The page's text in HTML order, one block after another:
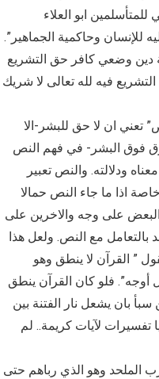
للمتأسلمين ابو العلاء
للإنسان وحاكمية الجماهير”.
دين وضعي كافر حق التشريع
فيه لله تعالى لا شريك
تعني ان لا حق للبشر-الا
فوق البشر- في فهم النص
ودلالته. والنص تعبير
اذا ما جاء النص حمالا
على وجه والاخرين على
مع النص. ولعل هذا
” القرآن لا ينطق وهو
أوجه”. فلو كان القرآن ينطق
بان يشعل نار الفتنة بين
تفسيرات لآيات كريمة.. لم
الملحد وهو الذي رباهم حتى